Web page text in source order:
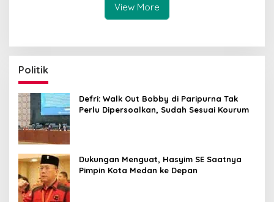
View More
Politik
Defri: Walk Out Bobby di Paripurna Tak
Perlu Dipersoalkan, Sudah Sesuai Kourum
Dukungan Menguat, Hasyim SE Saatnya
Pimpin Kota Medan ke Depan